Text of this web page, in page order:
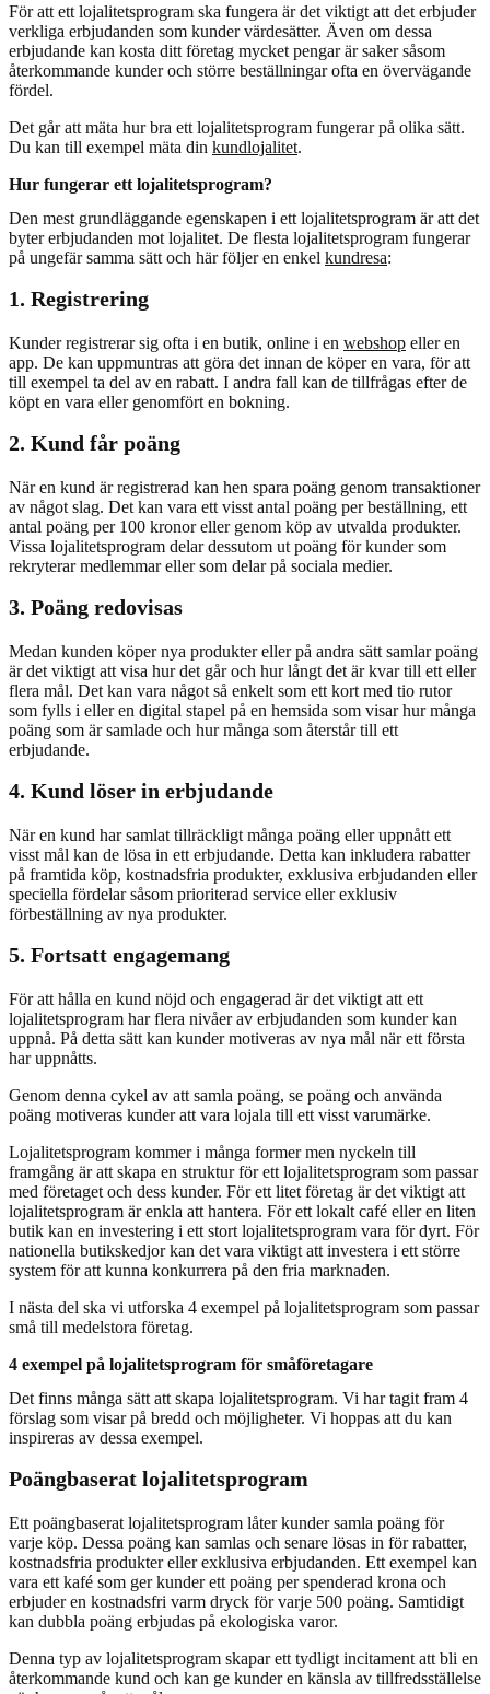
För att ett lojalitetsprogram ska fungera är det viktigt att det erbjuder
verkliga erbjudanden som kunder värdesätter. Även om dessa
erbjudande kan kosta ditt företag mycket pengar är saker såsom
återkommande kunder och större beställningar ofta en övervägande
fördel.
Det går att mäta hur bra ett lojalitetsprogram fungerar på olika sätt.
Du kan till exempel mäta din kundlojalitet.
Hur fungerar ett lojalitetsprogram?
Den mest grundläggande egenskapen i ett lojalitetsprogram är att det
byter erbjudanden mot lojalitet. De flesta lojalitetsprogram fungerar
på ungefär samma sätt och här följer en enkel kundresa:
1. Registrering
Kunder registrerar sig ofta i en butik, online i en webshop eller en
app. De kan uppmuntras att göra det innan de köper en vara, för att
till exempel ta del av en rabatt. I andra fall kan de tillfrågas efter de
köpt en vara eller genomfört en bokning.
2. Kund får poäng
När en kund är registrerad kan hen spara poäng genom transaktioner
av något slag. Det kan vara ett visst antal poäng per beställning, ett
antal poäng per 100 kronor eller genom köp av utvalda produkter.
Vissa lojalitetsprogram delar dessutom ut poäng för kunder som
rekryterar medlemmar eller som delar på sociala medier.
3. Poäng redovisas
Medan kunden köper nya produkter eller på andra sätt samlar poäng
är det viktigt att visa hur det går och hur långt det är kvar till ett eller
flera mål. Det kan vara något så enkelt som ett kort med tio rutor
som fylls i eller en digital stapel på en hemsida som visar hur många
poäng som är samlade och hur många som återstår till ett
erbjudande.
4. Kund löser in erbjudande
När en kund har samlat tillräckligt många poäng eller uppnått ett
visst mål kan de lösa in ett erbjudande. Detta kan inkludera rabatter
på framtida köp, kostnadsfria produkter, exklusiva erbjudanden eller
speciella fördelar såsom prioriterad service eller exklusiv
förbeställning av nya produkter.
5. Fortsatt engagemang
För att hålla en kund nöjd och engagerad är det viktigt att ett
lojalitetsprogram har flera nivåer av erbjudanden som kunder kan
uppnå. På detta sätt kan kunder motiveras av nya mål när ett första
har uppnåtts.
Genom denna cykel av att samla poäng, se poäng och använda
poäng motiveras kunder att vara lojala till ett visst varumärke.
Lojalitetsprogram kommer i många former men nyckeln till
framgång är att skapa en struktur för ett lojalitetsprogram som passar
med företaget och dess kunder. För ett litet företag är det viktigt att
lojalitetsprogram är enkla att hantera. För ett lokalt café eller en liten
butik kan en investering i ett stort lojalitetsprogram vara för dyrt. För
nationella butikskedjor kan det vara viktigt att investera i ett större
system för att kunna konkurrera på den fria marknaden.
I nästa del ska vi utforska 4 exempel på lojalitetsprogram som passar
små till medelstora företag.
4 exempel på lojalitetsprogram för småföretagare
Det finns många sätt att skapa lojalitetsprogram. Vi har tagit fram 4
förslag som visar på bredd och möjligheter. Vi hoppas att du kan
inspireras av dessa exempel.
Poängbaserat lojalitetsprogram
Ett poängbaserat lojalitetsprogram låter kunder samla poäng för
varje köp. Dessa poäng kan samlas och senare lösas in för rabatter,
kostnadsfria produkter eller exklusiva erbjudanden. Ett exempel kan
vara ett kafé som ger kunder ett poäng per spenderad krona och
erbjuder en kostnadsfri varm dryck för varje 500 poäng. Samtidigt
kan dubbla poäng erbjudas på ekologiska varor.
Denna typ av lojalitetsprogram skapar ett tydligt incitament att bli en
återkommande kund och kan ge kunder en känsla av tillfredsställelse